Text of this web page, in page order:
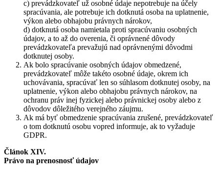
c) prevádzkovateľ už osobné údaje nepotrebuje na účely
spracúvania, ale potrebuje ich dotknutá osoba na uplatnenie,
výkon alebo obhajobu právnych nárokov,
d) dotknutá osoba namietala proti spracúvaniu osobných
údajov, a to až do overenia, či oprávnené dôvody
prevádzkovateľa prevažujú nad oprávnenými dôvodmi
dotknutej osoby.
Ak bolo spracúvanie osobných údajov obmedzené,
prevádzkovateľ môže takéto osobné údaje, okrem ich
uchovávania, spracúvať len so súhlasom dotknutej osoby, na
uplatnenie, výkon alebo obhajobu právnych nárokov, na
ochranu práv inej fyzickej alebo právnickej osoby alebo z
dôvodov dôležitého verejného záujmu.
Ak má byť obmedzenie spracúvania zrušené, prevádzkovateľ
o tom dotknutú osobu vopred informuje, ak to vyžaduje
GDPR.
Článok XIV.
Právo na prenosnosť údajov